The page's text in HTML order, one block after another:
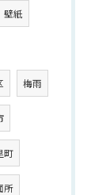
壁紙
梅雨
町
所